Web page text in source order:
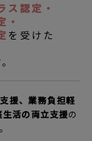
ス認定・
・
を受けた
援、業務負担軽
活の両立支援の